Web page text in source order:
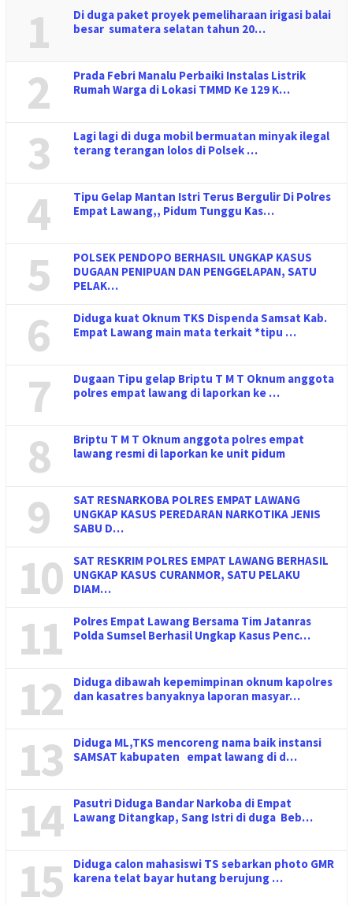
1
Di duga paket proyek pemeliharaan irigasi balai
besar sumatera selatan tahun 20…
2
Prada Febri Manalu Perbaiki Instalas Listrik
Rumah Warga di Lokasi TMMD Ke 129 K…
3
Lagi lagi di duga mobil bermuatan minyak ilegal
terang terangan lolos di Polsek …
4
Tipu Gelap Mantan Istri Terus Bergulir Di Polres
Empat Lawang,, Pidum Tunggu Kas…
5
POLSEK PENDOPO BERHASIL UNGKAP KASUS
DUGAAN PENIPUAN DAN PENGGELAPAN, SATU
PELAK…
6
Diduga kuat Oknum TKS Dispenda Samsat Kab.
Empat Lawang main mata terkait *tipu …
7
Dugaan Tipu gelap Briptu T M T Oknum anggota
polres empat lawang di laporkan ke …
8
Briptu T M T Oknum anggota polres empat
lawang resmi di laporkan ke unit pidum
9
SAT RESNARKOBA POLRES EMPAT LAWANG
UNGKAP KASUS PEREDARAN NARKOTIKA JENIS
SABU D…
10
SAT RESKRIM POLRES EMPAT LAWANG BERHASIL
UNGKAP KASUS CURANMOR, SATU PELAKU
DIAM…
11
Polres Empat Lawang Bersama Tim Jatanras
Polda Sumsel Berhasil Ungkap Kasus Penc…
12
Diduga dibawah kepemimpinan oknum kapolres
dan kasatres banyaknya laporan masyar…
13
Diduga ML,TKS mencoreng nama baik instansi
SAMSAT kabupaten empat lawang di d…
14
Pasutri Diduga Bandar Narkoba di Empat
Lawang Ditangkap, Sang Istri di duga Beb…
15
Diduga calon mahasiswi TS sebarkan photo GMR
karena telat bayar hutang berujung …